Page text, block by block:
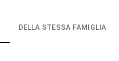
DELLA STESSA FAMIGLIA